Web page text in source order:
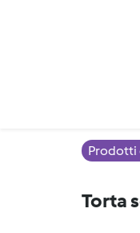
Prodotti
Torta